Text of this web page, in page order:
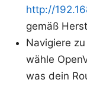
http://
gemäß
Navigiere
wähle
was dein